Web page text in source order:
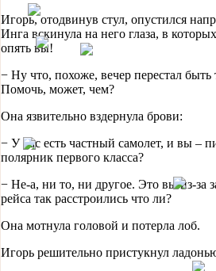
Игорь, отодвинув стул, опустился
Инга вскинула на него глаза, в
опять вы!
− Ну что, похоже, вечер перестал
Помочь, может, чем?
Она язвительно вздернула брови:
− У вас есть частный самолет, и вы –
полярник первого класса?
− Не-а, ни то, ни другое. Это вы из-за
рейса так расстроились что ли?
Она мотнула головой и потерла лоб.
Игорь решительно пристукнул